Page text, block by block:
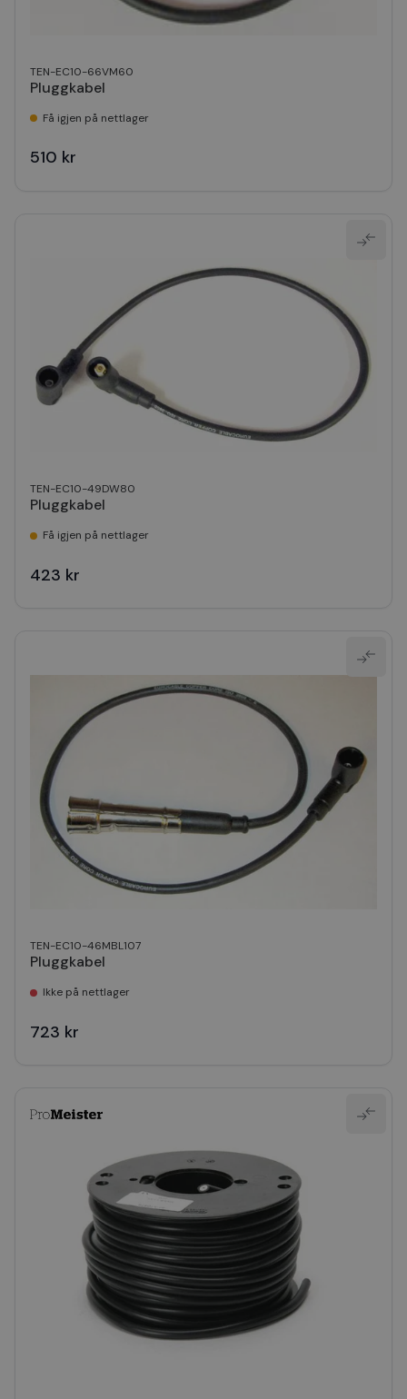
TEN-EC10-66VM60
Pluggkabel
Få igjen på nettlager
510 kr
TEN-EC10-49DW80
Pluggkabel
Få igjen på nettlager
423 kr
TEN-EC10-46MBL107
Pluggkabel
Ikke på nettlager
723 kr